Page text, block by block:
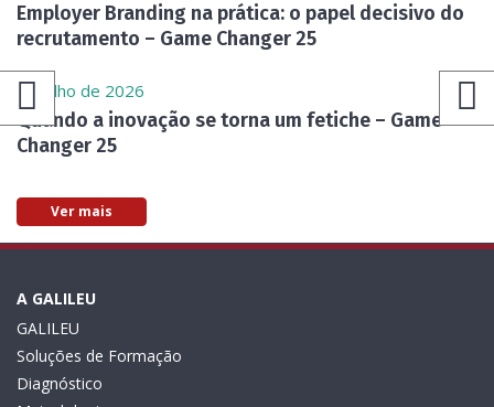
Employer Branding na prática: o papel decisivo do
recrutamento – Game Changer 25
17 Julho de 2026
Quando a inovação se torna um fetiche – Game
Changer 25
Ver mais
A GALILEU
GALILEU
Soluções de Formação
Diagnóstico